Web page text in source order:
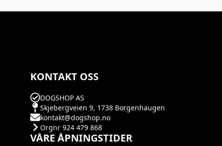
KONTAKT OSS
DOGSHOP AS
Skjebergveien 9, 1738 Borgenhaugen
kontakt@dogshop.no
Orgnr 924 479 868
VÅRE ÅPNINGSTIDER